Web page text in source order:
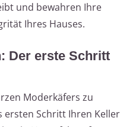
und bewahren Ihre
Ihres Hauses.
Der erste Schritt
Moderkäfers zu
ersten Schritt Ihren Keller